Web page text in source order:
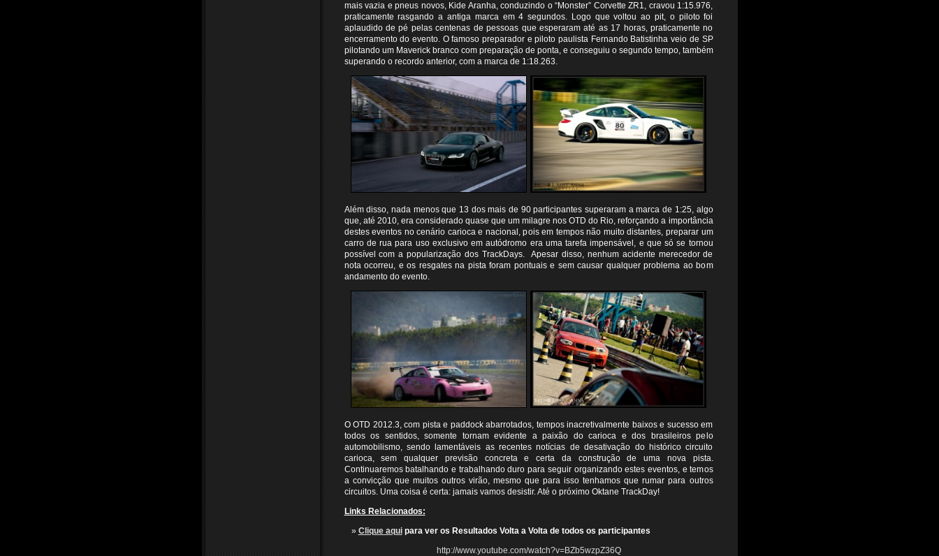
mais vazia e pneus novos, Kide Aranha, conduzindo o “Monster” Corvette ZR1, cravou 1:15.976,
praticamente rasgando a antiga marca em 4 segundos. Logo que voltou ao pit, o piloto foi
aplaudido de pé pelas centenas de pessoas que esperaram até as 17 horas, praticamente no
encerramento do evento. O famoso preparador e piloto paulista Fernando Batistinha veio de SP
pilotando um Maverick branco com preparação de ponta, e conseguiu o segundo tempo, também
superando o recordo anterior, com a marca de 1:18.263.
Além disso, nada menos que 13 dos mais de 90 participantes superaram a marca de 1:25, algo
que, até 2010, era considerado quase que um milagre nos OTD do Rio, reforçando a importância
destes eventos no cenário carioca e nacional, pois em tempos não muito distantes, preparar um
carro de rua para uso exclusivo em autódromo era uma tarefa impensável, e que só se tornou
possível com a popularização dos TrackDays. Apesar disso, nenhum acidente merecedor de
nota ocorreu, e os resgates na pista foram pontuais e sem causar qualquer problema ao bom
andamento do evento.
O OTD 2012.3, com pista e paddock abarrotados, tempos inacretivalmente baixos e sucesso em
todos os sentidos, somente tornam evidente a paixão do carioca e dos brasileiros pelo
automobilismo, sendo lamentáveis as recentes notícias de desativação do histórico circuito
carioca, sem qualquer previsão concreta e certa da construção de uma nova pista.
Continuaremos batalhando e trabalhando duro para seguir organizando estes eventos, e temos
a convicção que muitos outros virão, mesmo que para isso tenhamos que rumar para outros
circuitos. Uma coisa é certa: jamais vamos desistir. Até o próximo Oktane TrackDay!
Links Relacionados:
Clique aquipara ver os Resultados Volta a Volta de todos os participantes
http://www.youtube.com/watch?v=BZb5wzpZ36Q